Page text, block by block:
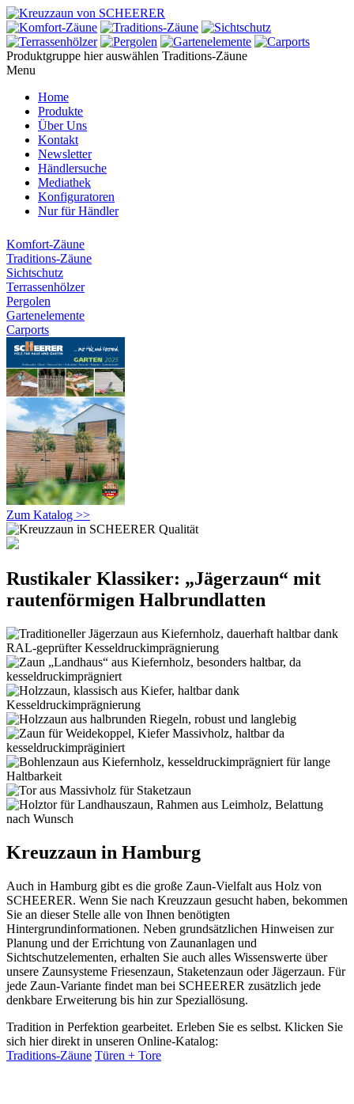
Produktgruppe hier auswählen Traditions-Zäune
Menu
Home
Produkte
Über Uns
Kontakt
Newsletter
Händlersuche
Mediathek
Konfiguratoren
Nur für Händler
Komfort-Zäune
Traditions-Zäune
Sichtschutz
Terrassenhölzer
Pergolen
Gartenelemente
Carports
Zum Katalog >>
Rustikaler Klassiker: „Jägerzaun“ mit
rautenförmigen Halbrundlatten
Kreuzzaun in Hamburg
Auch in Hamburg gibt es die große Zaun-Vielfalt aus Holz von
SCHEERER. Wenn Sie nach Kreuzzaun gesucht haben, bekommen
Sie an dieser Stelle alle von Ihnen benötigten
Hintergrundinformationen. Neben grundsätzlichen Hinweisen zur
Planung und der Errichtung von Zaunanlagen und
Sichtschutzelementen, erhalten Sie auch alles Wissenswerte über
unsere Zaunsysteme Friesenzaun, Staketenzaun oder Jägerzaun. Für
jede Zaun-Variante findet man bei SCHEERER zusätzlich jede
denkbare Erweiterung bis hin zur Speziallösung.
Tradition in Perfektion gearbeitet. Erleben Sie es selbst. Klicken Sie
sich hier direkt in unseren Online-Katalog:
Traditions-Zäune Türen + Tore